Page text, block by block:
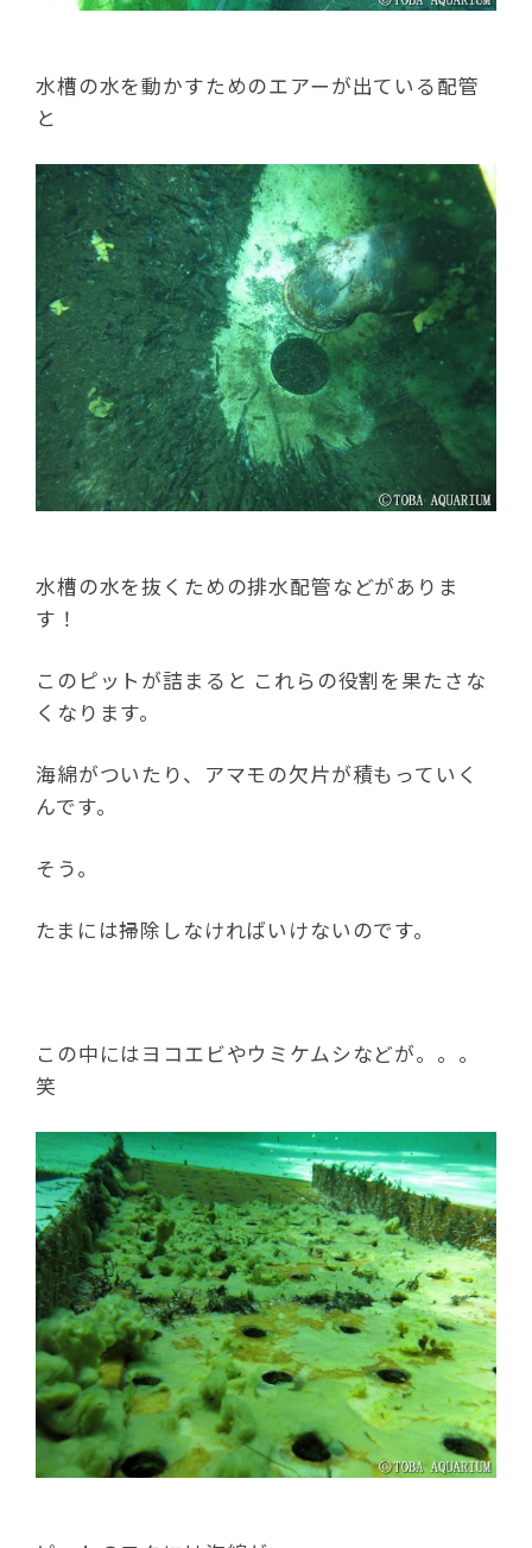
水槽の水を動かすためのエアーが出ている配管
と
水槽の水を抜くための排水配管などがありま
す！
このピットが詰まると これらの役割を果たさな
くなります。
海綿がついたり、アマモの欠片が積もっていく
んです。
そう。
たまには掃除しなければいけないのです。
この中にはヨコエビやウミケムシなどが。。。
笑